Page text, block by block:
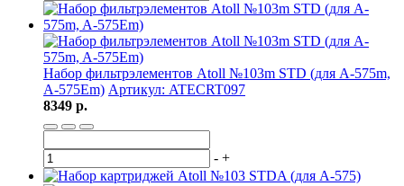
Набор фильтрэлементов Atoll №103m STD (для A-575m,
A-575Em) Артикул: ATECRT097
8349 р.
- +